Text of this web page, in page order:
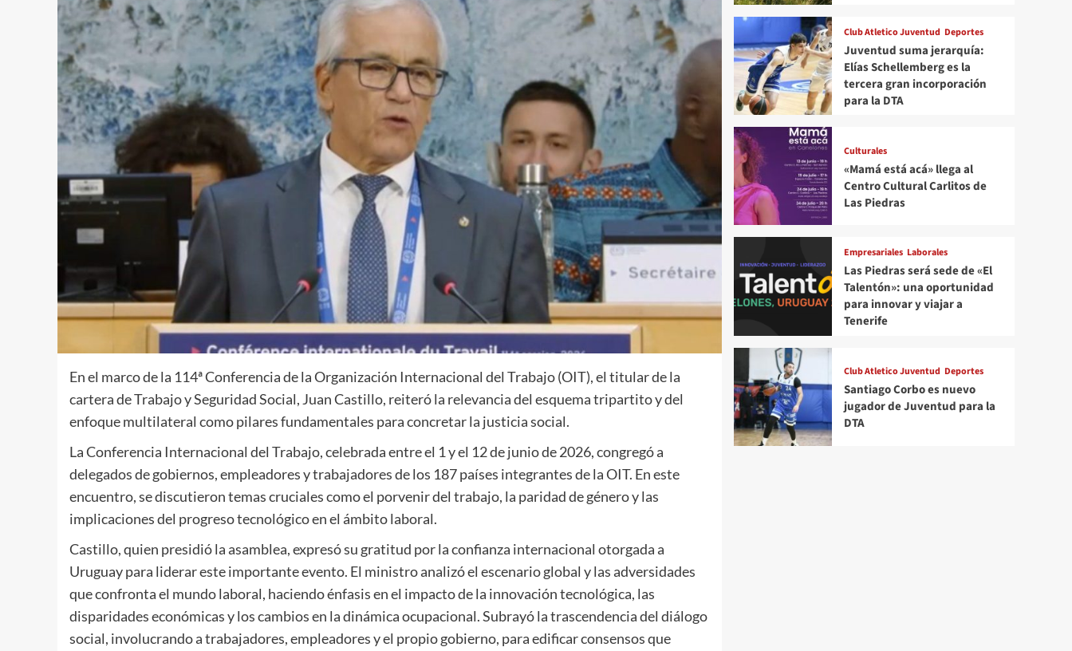
En el marco de la 114ª Conferencia de la Organización Internacional del Trabajo (OIT), el titular de la
cartera de Trabajo y Seguridad Social, Juan Castillo, reiteró la relevancia del esquema tripartito y del
enfoque multilateral como pilares fundamentales para concretar la justicia social.
La Conferencia Internacional del Trabajo, celebrada entre el 1 y el 12 de junio de 2026, congregó a
delegados de gobiernos, empleadores y trabajadores de los 187 países integrantes de la OIT. En este
encuentro, se discutieron temas cruciales como el porvenir del trabajo, la paridad de género y las
implicaciones del progreso tecnológico en el ámbito laboral.
Castillo, quien presidió la asamblea, expresó su gratitud por la confianza internacional otorgada a
Uruguay para liderar este importante evento. El ministro analizó el escenario global y las adversidades
que confronta el mundo laboral, haciendo énfasis en el impacto de la innovación tecnológica, las
disparidades económicas y los cambios en la dinámica ocupacional. Subrayó la trascendencia del diálogo
social, involucrando a trabajadores, empleadores y el propio gobierno, para edificar consensos que
Club Atletico Juventud Deportes
Juventud suma jerarquía:
Elías Schellemberg es la
tercera gran incorporación
para la DTA
Culturales
«Mamá está acá» llega al
Centro Cultural Carlitos de
Las Piedras
Empresariales Laborales
Las Piedras será sede de «El
Talentón»: una oportunidad
para innovar y viajar a
Tenerife
Club Atletico Juventud Deportes
Santiago Corbo es nuevo
jugador de Juventud para la
DTA